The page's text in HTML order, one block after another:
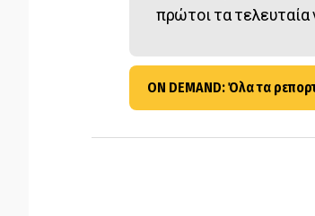
πρώτοι τα τελευταία
ON DEMAND: Όλα τα